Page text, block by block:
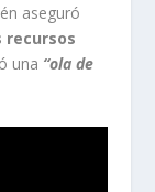
aseguró
recursos
una “ola de